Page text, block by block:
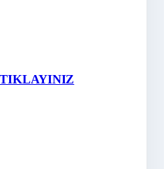
TIKLAYINIZ